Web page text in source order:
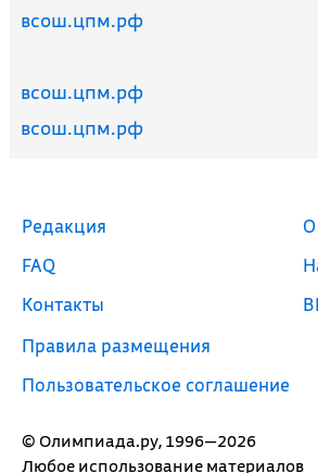
всош.цпм.рф
всош.цпм.рф
всош.цпм.рф
© Олимпиада.ру, 1996—2026
Любое использование материалов
Редакция
FAQ
Контакты
Правила размещения
Пользовательское соглашение
О